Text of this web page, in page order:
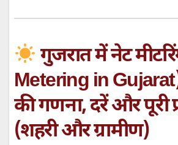
गुजरात में नेट
Metering in
की गणना, दरें और पूरी
(शहरी और ग्रामीण)